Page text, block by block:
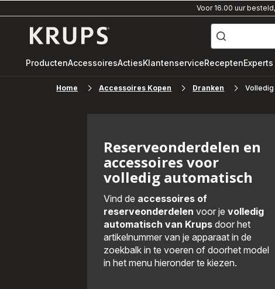
Voor 16.00 uur
["Waar
ben
naar
"volautomatische
espressomachine",
gusto"]
ProductenAccessoiresActiesKlantenserviceRecepten
Home Accessoires Kopen Dranken Volledig
Reserveonderdelen en
accessoires voor
volledig automatisch
Vind de accessoires of
reserveonderdelen voor je volledig
automatisch van Krupsdoor het
artikelnummer van je apparaat in de
zoekbalk in te voeren of doorhet model
in het menu hieronder te kiezen.